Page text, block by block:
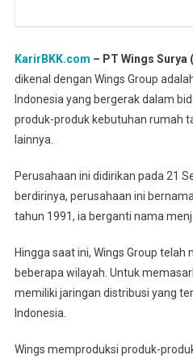
KarirBKK.com – PT Wings Surya
dikenal dengan Wings Group
Indonesia yang bergerak dalam
produk-produk kebutuhan rumah
lainnya.
Perusahaan ini didirikan pada 21
berdirinya, perusahaan ini
tahun 1991, ia berganti nama
Hingga saat ini, Wings Group
beberapa wilayah. Untuk
memiliki jaringan distribusi yang
Indonesia.
Wings memproduksi produk-